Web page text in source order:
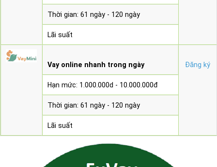
Thời gian: 61 ngày - 120 ngày
Lãi suất
Vay online nhanh trong ngày Đăng ký
Hạn mức: 1.000.000d - 10.000.000đ
Thời gian: 61 ngày - 120 ngày
Lãi suất